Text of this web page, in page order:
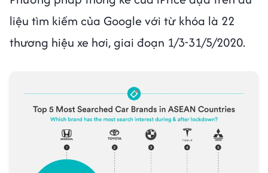
liệu tìm kiếm của Google với từ khóa là 22
thương hiệu xe hơi, giai đoạn 1/3-31/5/2020.